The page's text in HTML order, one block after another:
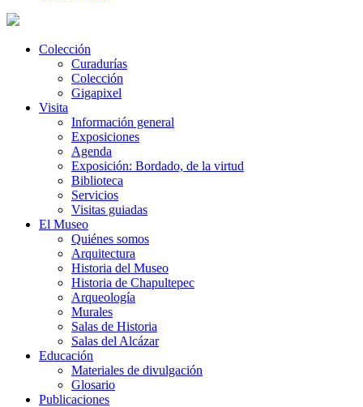
Colección
Curadurías
Colección
Gigapixel
Visita
Información general
Exposiciones
Agenda
Exposición: Bordado, de la virtud
Biblioteca
Servicios
Visitas guiadas
El Museo
Quiénes somos
Arquitectura
Historia del Museo
Historia de Chapultepec
Arqueología
Murales
Salas de Historia
Salas del Alcázar
Educación
Materiales de divulgación
Glosario
Publicaciones